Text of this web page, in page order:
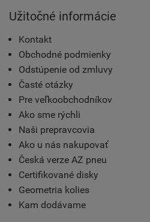
Užitočné informácie
Kontakt
Obchodné podmienky
Odstúpenie od zmluvy
Časté otázky
Pre veľkoobchodníkov
Ako sme rýchli
Naši prepravcovia
Ako u nás nakupovať
Česká verze AZ pneu
Certifikované disky
Geometria kolies
Kam dodávame